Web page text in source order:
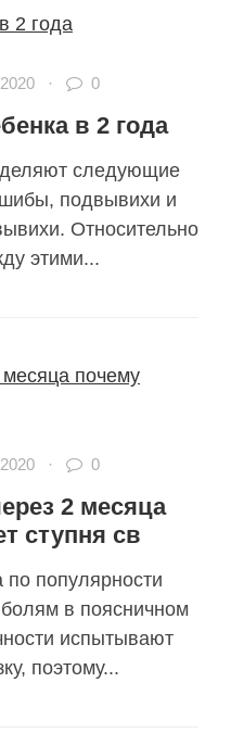
· 0
в 2 года
следующие
подвывихи и
Относительно
этими...
· 0
2 месяца
ступня св
по популярности
в поясничном
испытывают
поэтому...